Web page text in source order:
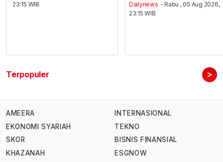
23:15 WIB
Dailynews - Rabu , 05 Aug 2026,
23:15 WIB
Terpopuler >
AMEERA
EKONOMI SYARIAH
SKOR
KHAZANAH
INTERNASIONAL
TEKNO
BISNIS FINANSIAL
ESGNOW